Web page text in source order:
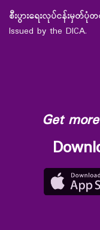
စီးပွားရေးလုပ်ငန်းမှ
Issued by the DICA.
Get